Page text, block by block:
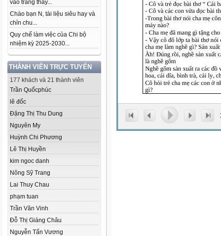
vào trang thầy...
Chào bạn N, tài liệu siêu hay và
chỉn chu...
Quy chế làm việc của Chi bộ
nhiệm kỳ 2025-2030...
THÀNH VIÊN TRỰC TUYẾN
177 khách và 21 thành viên
Trần Quốcphúc
lê đốc
Đặng Thị Thu Dung
Nguyên My
Huỳnh Chi Phương
Lê Thị Huyền
kim ngoc danh
Nông Sỹ Trang
Lai Thuy Chau
phạm tuan
Trần Văn Vinh
Đỗ Thị Giáng Châu
Nguyễn Tấn Vương